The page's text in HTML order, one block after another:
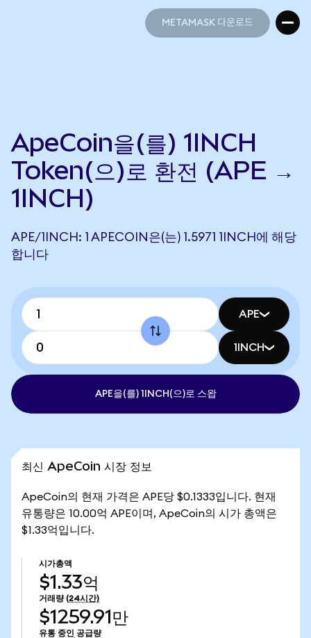
METAMASK 다운로드
ApeCoin을(를) 1INCH
Token(으)로 환전 (APE →
1INCH)
APE/1INCH: 1 APECOIN은(는) 1.5971 1INCH에 해당
합니다
APE
1INCH
APE을(를) 1INCH(으)로 스왑
최신 ApeCoin 시장 정보
ApeCoin의 현재 가격은 APE당 $0.1333입니다. 현재
유통량은 10.00억 APE이며, ApeCoin의 시가 총액은
$1.33억입니다.
시가총액
$1.33억
거래량 (24시간)
$1259.91만
유통 중인 공급량